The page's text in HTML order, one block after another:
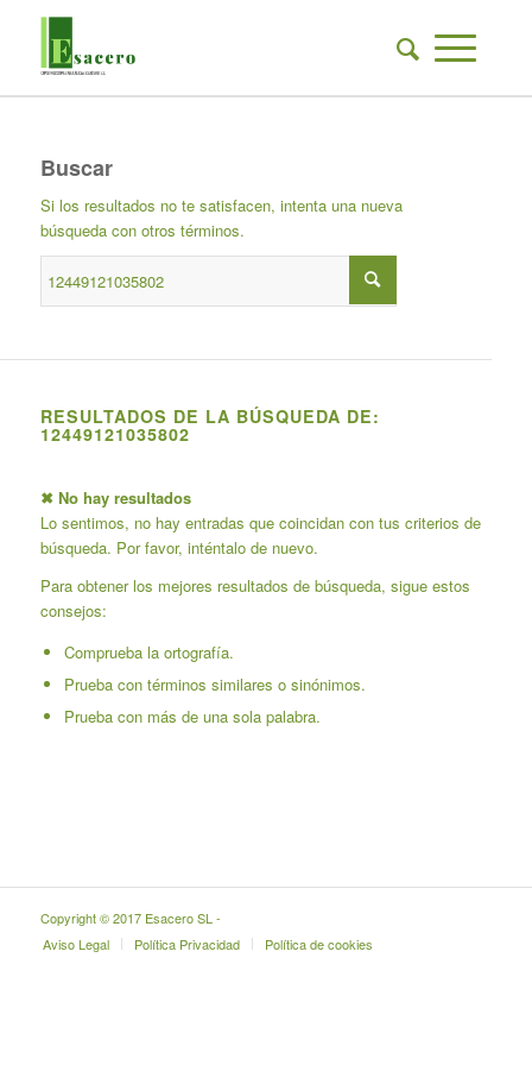
Buscar
Si los resultados no te satisfacen, intenta una nueva
búsqueda con otros términos.
RESULTADOS DE LA BÚSQUEDA DE:
12449121035802
✖ No hay resultados
Lo sentimos, no hay entradas que coincidan con tus criterios de
búsqueda. Por favor, inténtalo de nuevo.
Para obtener los mejores resultados de búsqueda, sigue estos
consejos:
Comprueba la ortografía.
Prueba con términos similares o sinónimos.
Prueba con más de una sola palabra.
Copyright © 2017 Esacero SL -
Aviso Legal
Política Privacidad Política de cookies